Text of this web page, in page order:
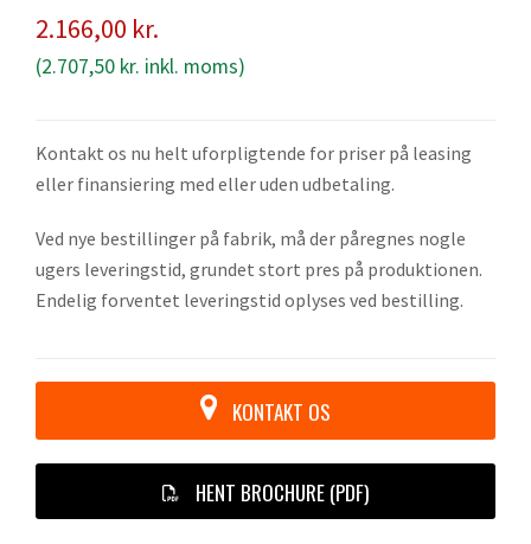
2.166,00 kr.
(2.707,50 kr. inkl. moms)
Kontakt os nu helt uforpligtende for priser på leasing
eller finansiering med eller uden udbetaling.
Ved nye bestillinger på fabrik, må der påregnes nogle
ugers leveringstid, grundet stort pres på produktionen.
Endelig forventet leveringstid oplyses ved bestilling.
KONTAKT OS
HENT BROCHURE (PDF)